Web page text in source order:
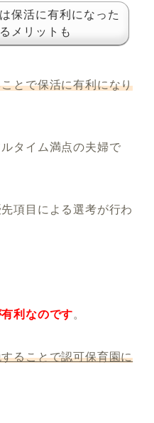
保活に有利になった
メリットも
とで保活に有利になり
タイム満点の夫婦で
項目による選考が行わ
利なのです。
ることで認可保育園に